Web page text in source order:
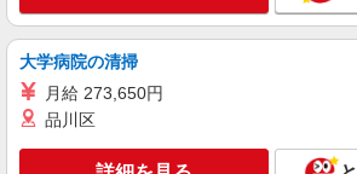
キープ
アルバイト
ライフアクトピア北赤羽店（店舗コード843）
大学病院の清掃
月給 273,650円
品川区